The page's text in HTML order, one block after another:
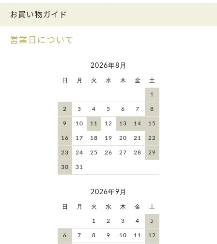
お買い物ガイド
営業日について
2026年8月
日 月 火 水 木 金 土
1
2 3 4 5 6 7 8
9 10 11 12 13 14 15
16 17 18 19 20 21 22
23 24 25 26 27 28 29
30 31
2026年9月
日 月 火 水 木 金 土
1 2 3 4 5
6 7 8 9 10 11 12